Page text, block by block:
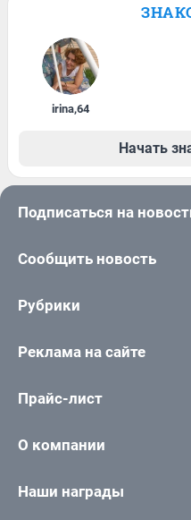
irina,64
Начать
Подписаться на
Сообщить новость
Рубрики
Реклама на сайте
Прайс-лист
О компании
Наши награды